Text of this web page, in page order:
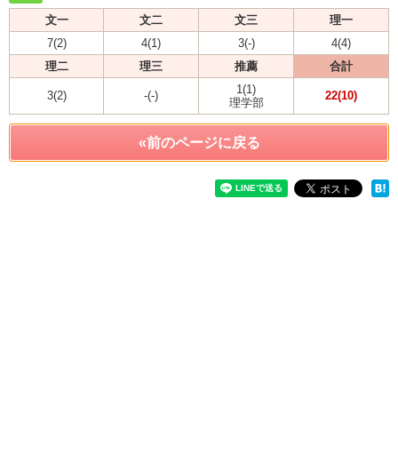
文一 文二 文三
理一
7(2)
4(1) 3(-)
4(4)
理二
理三 推薦 合計
3(2) -(-)
1(1)
理学部
22(10)
«前のページに戻る